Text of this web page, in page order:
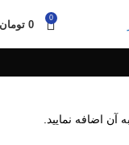
0
0 تومان
اضافه نمایید.